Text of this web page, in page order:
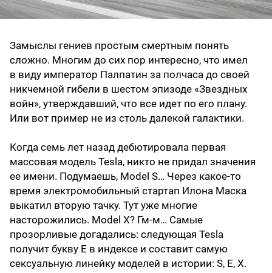
Замыслы гениев простым смертным понять
сложно. Многим до сих пор интересно, что имел
в виду император Палпатин за полчаса до своей
никчемной гибели в шестом эпизоде «Звездных
войн», утверждавший, что все идет по его плану.
Или вот пример не из столь далекой галактики.
Когда семь лет назад дебютировала первая
массовая модель Tesla, никто не придал значения
ее имени. Подумаешь, Model S… Через какое-то
время электромобильный стартап Илона Маска
выкатил вторую тачку. Тут уже многие
насторожились. Model X? Гм-м… Самые
прозорливые догадались: следующая Tesla
получит букву E в индексе и составит самую
сексуальную линейку моделей в истории: S, E, X.